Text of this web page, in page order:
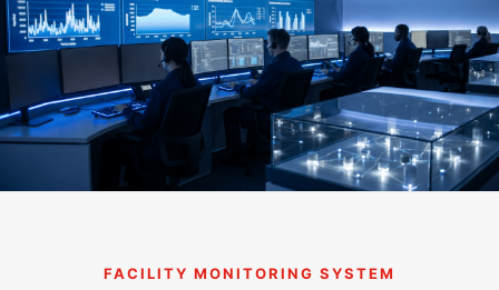
FACILITY MONITORING SYSTEM